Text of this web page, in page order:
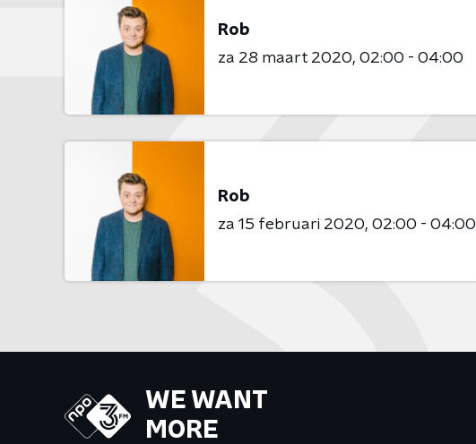
Rob
za 28 maart 2020 02:00 - 04:00
Rob
za 15 februari 2020 02:00 - 04:00
WE WANT
MORE